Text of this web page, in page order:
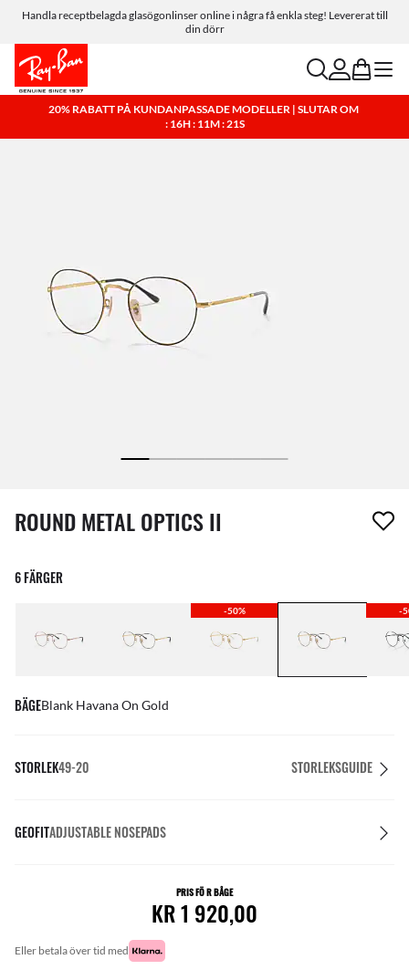
Handla receptbelagda glasögonlinser online i några få enkla steg! Levererat till
din dörr
searchaccount
bag menu
20% RABATT PÅ KUNDANPASSADE MODELLER | SLUTAR OM
: 16H : 11M : 21S
1 artikel har tagits bort från din önskelista
ROUND METAL OPTICS II
6 FÄRGER
-50% -
BÄGEBlank Havana On Gold
STORLEK49-20 STORLEKSGUIDE
GEOFITADJUSTABLE NOSEPADS
PRIS FÖ R BÅGE
KR 1 920,00
eller betala över tid med